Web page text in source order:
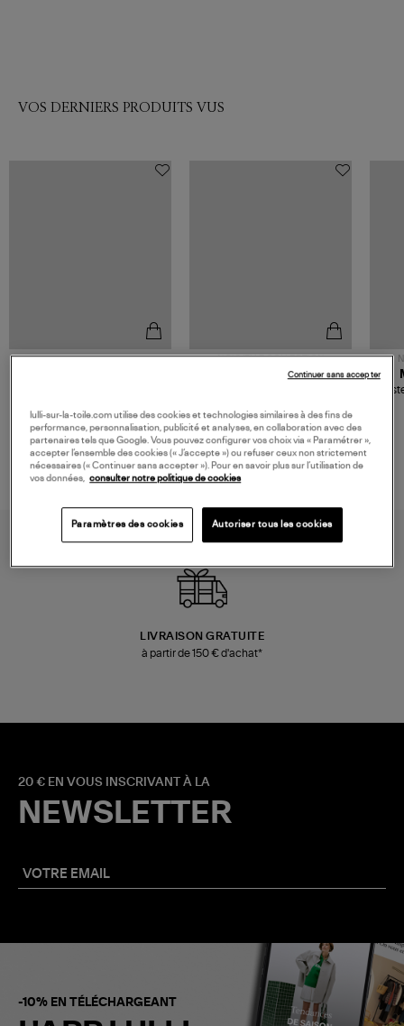
VOS DERNIERS PRODUITS VUS
NOUVELLE COLLECTION
TORAL
LIVRAISON GRATUITE
à partir de 150 € d'achat*
20 € EN VOUS INSCRIVANT À LA
NEWSLETTER
-10% EN TÉLÉCHARGEANT
lulli-sur-la-toile.com utilise des cookies et technologies similaires à des fins de
performance, personnalisation, publicité et analyses, en collaboration avec des
partenaires tels que Google. Vous pouvez configurer vos choix via « Paramétrer »,
accepter l’ensemble des cookies (« J’accepte ») ou refuser ceux non strictement
nécessaires (« Continuer sans accepter »). Pour en savoir plus sur l’utilisation de
vos données,
consulter notre politique de cookies
Paramètres des cookies Autoriser tous les cookies
Continuer sans accepter